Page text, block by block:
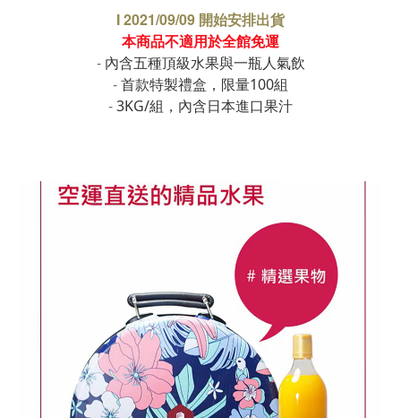
I 2021/09/09 開始安排出貨
本商品不適用於全館免運
- 內含五種頂級水果與一瓶人氣飲
-首款特製禮盒，限量100組
- 3KG/組，內含日本進口果汁